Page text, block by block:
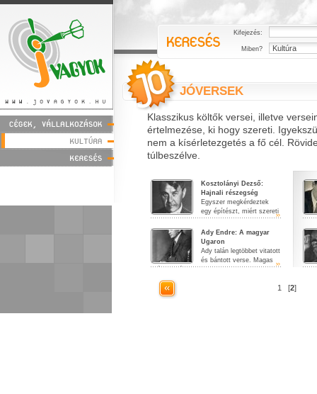
Kifejezés:
Miben?
JÓVERSEK
Klasszikus költők versei, illetve
értelmezése, ki hogy szereti.
nem a kísérletezgetés a fő cél.
túlbeszélve.
Kosztolányi Dezső:
Hajnali részegség
Egyszer megkérdeztek
egy építészt, miért szereti
ezt a verset. Azt...
Ady Endre: A magyar
Ugaron
Ady talán legtöbbet vitatott
és bántott verse. Magas
színvonalát se...
1 [2]